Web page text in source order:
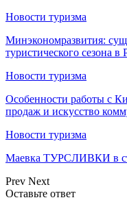
Новости туризма
Минэкономразвития:
туристического сезона
Новости туризма
Особенности работы с
продаж и искусство
Новости туризма
Маевка ТУРСЛИВКИ в
Prev Next
Оставьте ответ